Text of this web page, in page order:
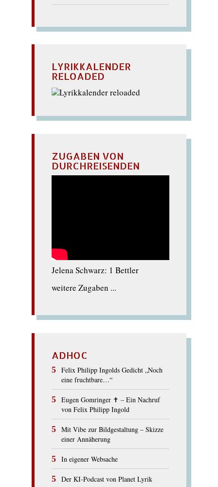
LYRIKKALENDER
RELOADED
ZUGABEN VON
DURCHREISENDEN
Jelena Schwarz: 1 Bettler
weitere Zugaben ...
ADHOC
Felix Philipp Ingolds Gedicht „Noch
eine fruchtbare…“
Eugen Gomringer ✝︎ – Ein Nachruf
von Felix Philipp Ingold
Mit Vibe zur Bildgestaltung – Skizze
einer Annäherung
In eigener Websache
Der KI-Podcast von Planet Lyrik